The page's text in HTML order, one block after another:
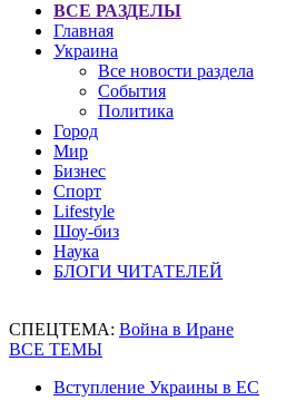
ВСЕ РАЗДЕЛЫ
Главная
Украина
Все новости раздела
События
Политика
Город
Мир
Бизнес
Спорт
Lifestyle
Шоу-биз
Наука
БЛОГИ ЧИТАТЕЛЕЙ
СПЕЦТЕМА: Война в Иране
ВСЕ ТЕМЫ
Вступление Украины в ЕС